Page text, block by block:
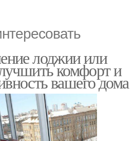
лоджии или
комфорт и
вашего дома